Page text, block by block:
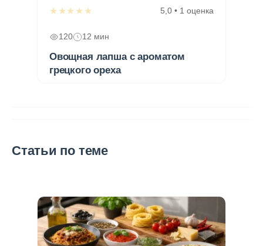
★★★★★ 5,0 • 1 оценка
120 12 мин
Овощная лапша с ароматом
грецкого ореха
Статьи по теме